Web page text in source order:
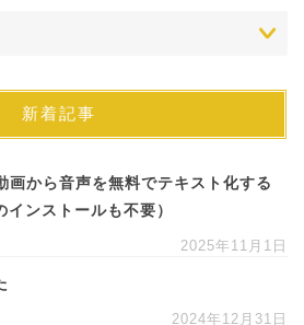
新着記事
画から音声を無料でテキスト化する
ンストールも不要）
2025年11月1日
2024年12月31日